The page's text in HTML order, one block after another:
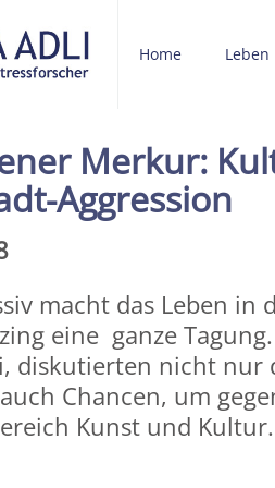
Home Leben
Merkur:
Aggression
macht das Leben in
eine ganze
diskutierten nicht
Chancen, um
Kunst und Kultur.